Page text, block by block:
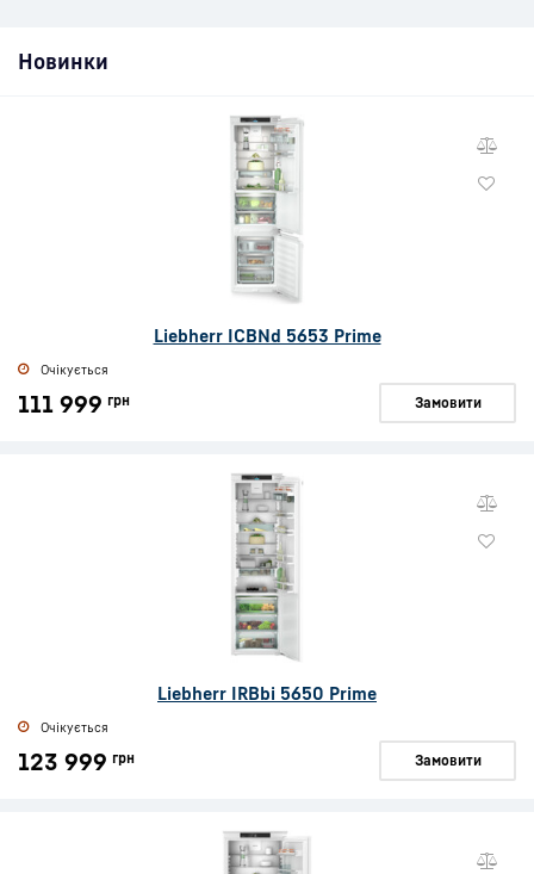
Новинки
Liebherr ICBNd 5653 Prime
Очікується
111 999 грн Замовити
Liebherr IRBbi 5650 Prime
Очікується
123 999 грн Замовити